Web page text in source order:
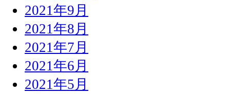
2021年9月
2021年8月
2021年7月
2021年6月
2021年5月